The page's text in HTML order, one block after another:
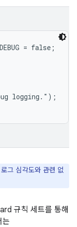
logging.");
그 심각도와 관련 없
규칙 세트를 통해
는